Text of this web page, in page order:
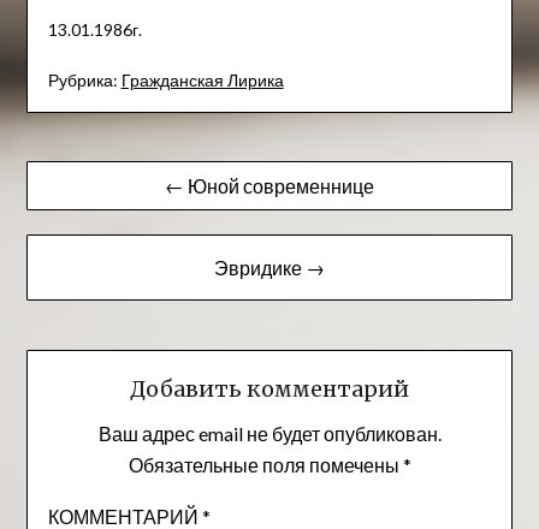
13.01.1986г.
Рубрика: Гражданская Лирика
Навигация
по
← Юной современнице
Эвридике →
Добавить комментарий
Ваш адрес email не будет опубликован.
Обязательные поля помечены *
КОММЕНТАРИЙ *